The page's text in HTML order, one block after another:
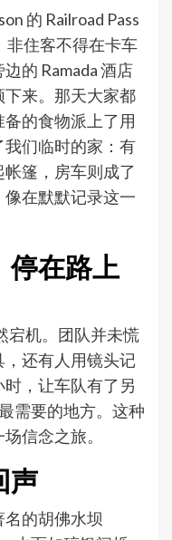
的 Railroad Pass
非住客不得在卡车
的 Ramada 酒店
来。那天大家都
的食物派上了用
们临时的家：有
篷，房车则成了
在默默记录这一
停在路上
宕机。团队并未慌
还有人用镜头记
，让车队有了另
需要的地方。这种
信念之旅。
声
的胡佛水坝